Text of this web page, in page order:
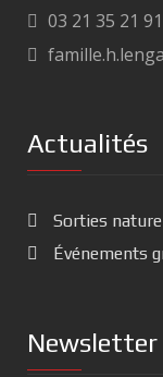
03 21 35 21 91
Actualités
Sorties
Événements
Newsletter